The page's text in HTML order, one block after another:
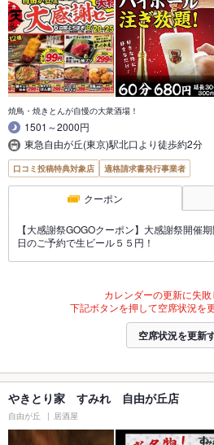
焼鳥・焼きとんが自慢の大衆酒場！
1501～2000円
東急自由が丘(東京)駅北口より徒歩約2分
口コミ投稿特典対象店 適格請求書発行事業者
クーポン
【大感謝祭GOGOクーポン】大感謝祭開催
日のご予約で生ビール５５円！
カレンダーの更新に失敗
下記ボタンを押して空席状況を
空席状況を更新
やきとり家 すみれ 自由が丘店
自由が丘 居酒屋